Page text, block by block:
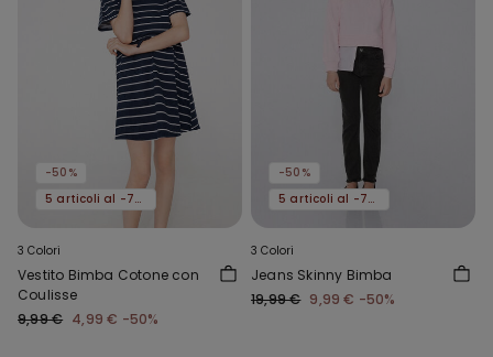
-50%
5 articoli al -70%
3 Colori
Vestito Bimba Cotone con
Coulisse
9,99 € 4,99 € -50%
-50%
5 articoli al -70%
3 Colori
Jeans Skinny Bimba
19,99 € 9,99 € -50%